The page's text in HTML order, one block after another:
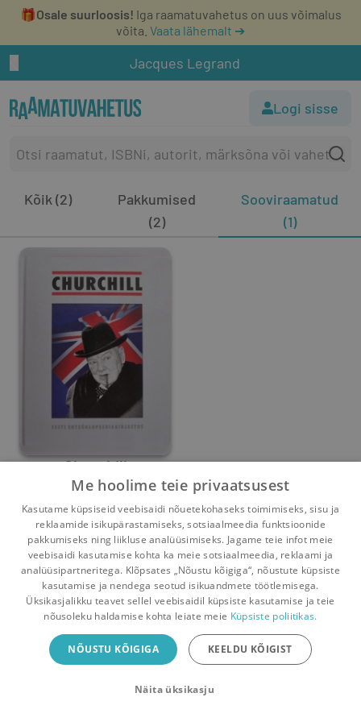
🎁Osale suurloosis! Iga raamatuvahetus on uus võimalus
võita. Vaata lähemalt ➔
Jacques Legrand
Logi sisse
Kõik (2)
Pakkumised
(2)
Sooviraamatud
(1)
Churchill
Jacques Legrand
Umbes 4 kuudtagasi
Pealehele Ostukorv Sõnumid Teated Konto
Raamatuvahetuse mobiiliäpp
Vaheta raamatuid veelgi mugavamalt!
Me hoolime teie privaatsusest
Kasutame küpsiseid veebisaidi nõuetekohaseks toimimiseks, sisu ja
reklaamide isikupärastamiseks, sotsiaalmeedia funktsioonide
pakkumiseks ning liikluse analüüsimiseks. Jagame teie infot meie
veebisaidi kasutamise kohta ka meie sotsiaalmeedia, reklaami ja
analüüsipartneritega. Klõpsates „Nõustu kõigiga“, nõustute küpsiste
kasutamise ja nendega seotud isikuandmete töötlemisega.
Üksikasjalikku teavet sellel veebisaidil küpsiste kasutamise ja teie
nõusoleku haldamise kohta leiate meie Küpsiste poliitikas.
NÕUSTU KÕIGIGA KEELDU KÕIGIST
Näita üksikasju